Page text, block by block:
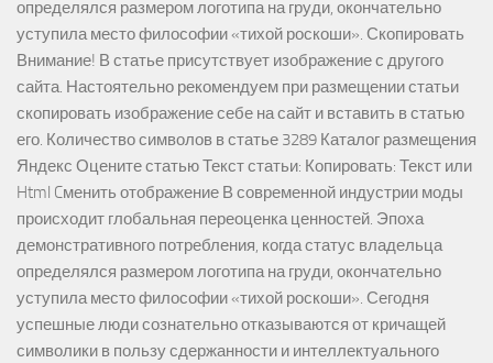
определялся размером логотипа на груди, окончательно
уступила место философии «тихой роскоши». Скопировать
Внимание! В статье присутствует изображение с другого
сайта. Настоятельно рекомендуем при размещении статьи
скопировать изображение себе на сайт и вставить в статью
его. Количество символов в статье 3289 Каталог размещения
Яндекс Оцените статью Текст статьи: Копировать: Текст или
Html Cменить отображение В современной индустрии моды
происходит глобальная переоценка ценностей. Эпоха
демонстративного потребления, когда статус владельца
определялся размером логотипа на груди, окончательно
уступила место философии «тихой роскоши». Сегодня
успешные люди сознательно отказываются от кричащей
символики в пользу сдержанности и интеллектуального